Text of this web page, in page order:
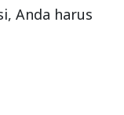
Anda harus